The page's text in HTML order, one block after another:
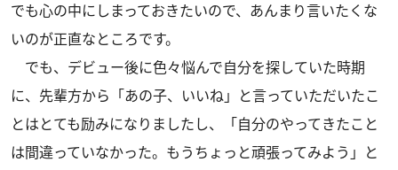
でも心の中にしまっておきたいので、あんまり言いたくな
いのが正直なところです。
でも、デビュー後に色々悩んで自分を探していた時期
に、先輩方から「あの子、いいね」と言っていただいたこ
とはとても励みになりましたし、「自分のやってきたこと
は間違っていなかった。もうちょっと頑張ってみよう」と